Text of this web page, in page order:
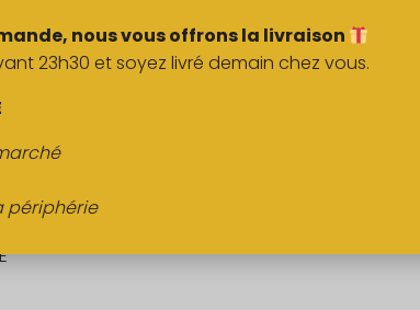
DESCRIPTION
sauvage
nous vous offrons la livraison
23h30 et soyez livré demain chez vous.
périphérie